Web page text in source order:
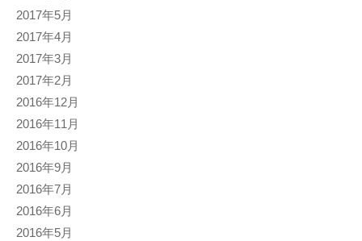
2017年5月
2017年4月
2017年3月
2017年2月
2016年12月
2016年11月
2016年10月
2016年9月
2016年7月
2016年6月
2016年5月